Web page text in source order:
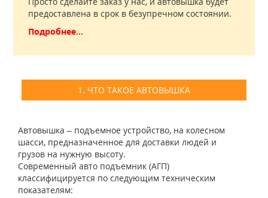
предоставлена в срок в безупречном состоянии.
Подробнее...
1. ЧТО ТАКОЕ АВТОВЫШКА
Автовышка – подъемное устройство, на колесном
шасси, предназначенное для доставки людей и
грузов на нужную высоту.
Современный авто подъемник (АГП)
классифицируется по следующим техническим
показателям: